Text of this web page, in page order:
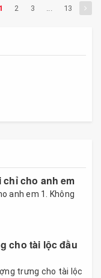
1 2 3 ... 13
cho anh em
anh em 1. Không
cho tài lộc đầu
trưng cho tài lộc